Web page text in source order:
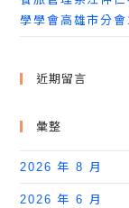
學學會高雄市分
近期留言
彙整
2026 年 8 月
2026 年 6 月